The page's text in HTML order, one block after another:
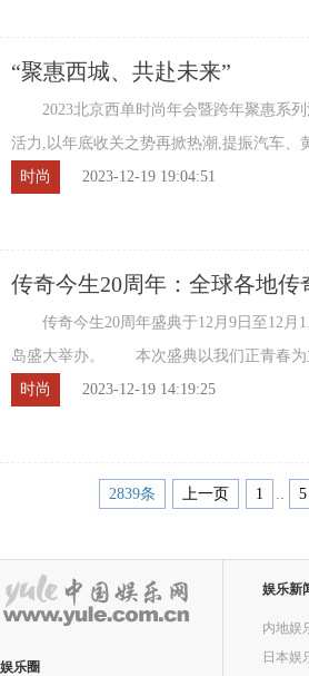
“聚惠西城、共赴未来”
2023北京西单时尚年会暨跨年聚惠系
活力,以年底收关之势再掀热潮,提振汽车、
西单时尚年会暨跨年聚惠系列活动在THE ...
时尚 2023-12-19 19:04:51
传奇今生20周年：全球各地
传奇今生20周年盛典于12月9日至12月
岛盛大举办。 本次盛典以我们正青春为
年经典国货美妆品牌,但却正值飒爽青春年 ...
时尚 2023-12-19 14:19:25
2839条 上一页 1 .. 5
娱乐圈
娱乐新
内地娱
日本娱